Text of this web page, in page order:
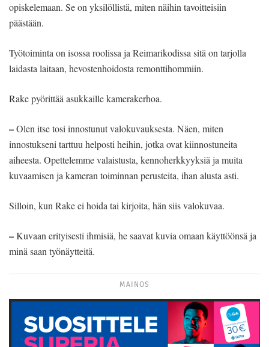
opiskelemaan. Se on yksilöllistä, miten näihin tavoitteisiin
päästään.
Työtoiminta on isossa roolissa ja Reimarikodissa sitä on tarjolla
laidasta laitaan, hevostenhoidosta remonttihommiin.
Rake pyörittää asukkaille kamerakerhoa.
–Olen itse tosi innostunut valokuvauksesta. Näen, miten
innostukseni tarttuu helposti heihin, jotka ovat kiinnostuneita
aiheesta. Opettelemme valaistusta, kennoherkkyyksiä ja muita
kuvaamisen ja kameran toiminnan perusteita, ihan alusta asti.
Silloin, kun Rake ei hoida tai kirjoita, hän siis valokuvaa.
–Kuvaan erityisesti ihmisiä, he saavat kuvia omaan käyttöönsä ja
minä saan työnäytteitä.
MAINOS